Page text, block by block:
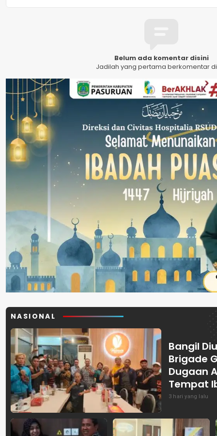
Belum ada komentar disini
Jadilah yang pertama berkomentar
NASIONAL
Bangil
Brigade
Dugaan
Tempat
3 hari yang lalu